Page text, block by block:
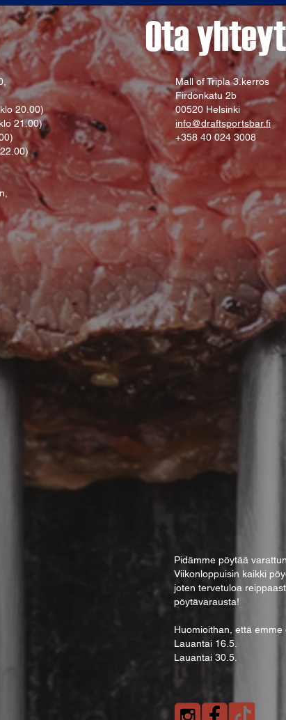
Ota
20.00)
21.00)
Mall of Tripla 3.kerros
Firdonkatu 2b
00520 Helsinki
info@draftsportsbar.fi
+358 40 024 3008
Pidämme pöytää
Viikonloppuisin kaikki
joten tervetuloa
pöytävarausta!
Huomioithan, että
Lauantai 16.5.
Lauantai 30.5.